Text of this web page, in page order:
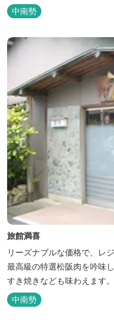
気で、週末は多くのキャン
タイプのテントサイトがあ
た桜の時期は、多くの人々でにぎわう。 バー
込みOK！あらかじめご...
中南勢
旅館満喜
リーズナブルな価格で、レ
最高級の特選松阪肉を吟味
すき焼きなども味わえます。
中南勢